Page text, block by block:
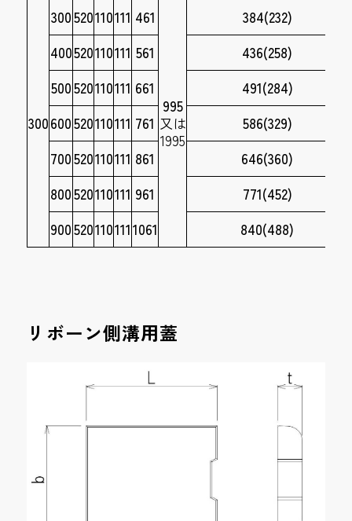
300
300520110111 461
995
又は
1995
384(232)
400520110111 561
436(258)
500520110111 661
491(284)
600520110111 761
586(329)
700520110111 861
646(360)
800520110111 961
771(452)
9005201101111061 840(488)
リボーン側溝用蓋